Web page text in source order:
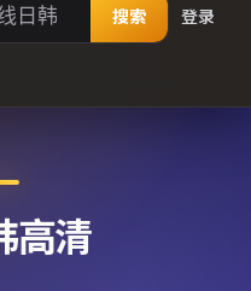
搜索 登录
高清